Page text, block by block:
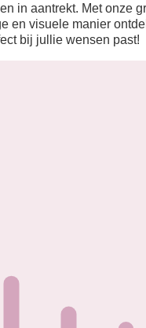
in aantrekt. Met onze
en visuele manier
bij jullie wensen past!